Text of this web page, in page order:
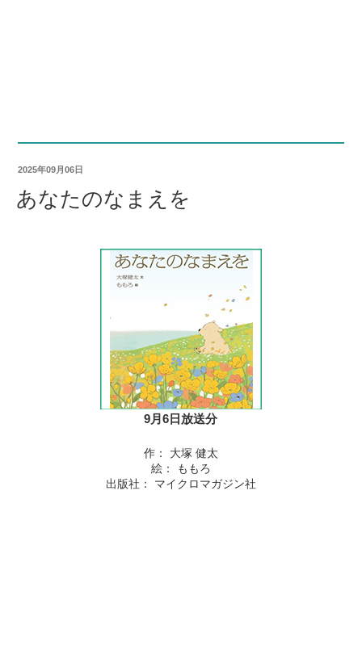
2025年09月06日
あなたのなまえを
9月6日放送分
作： 大塚 健太
絵： ももろ
出版社： マイクロマガジン社